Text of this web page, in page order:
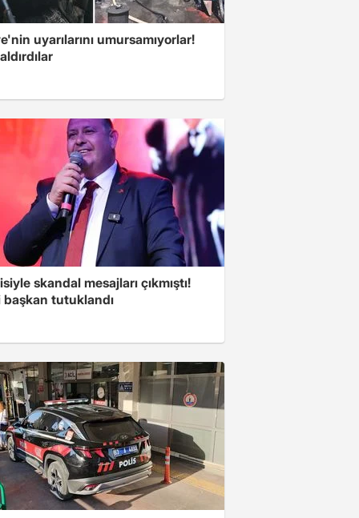
uyarılarını umursamıyorlar!
skandal mesajları çıkmıştı!
başkan tutuklandı